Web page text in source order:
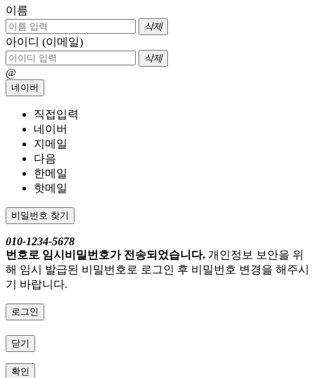
이름
삭제
아이디 (이메일)
삭제
@
네이버
직접입력
네이버
지메일
다음
한메일
핫메일
비밀번호 찾기
010-1234-5678
번호로 임시비밀번호가 전송되었습니다. 개인정보 보안을 위
해 임시 발급된 비밀번호로 로그인 후 비밀번호 변경을 해주시
기 바랍니다.
로그인
닫기
확인